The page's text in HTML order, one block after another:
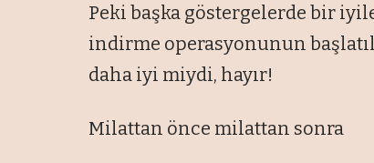
Peki başka göstergelerde bir
indirme operasyonunun
daha iyi miydi, hayır!
Milattan önce milattan sonra